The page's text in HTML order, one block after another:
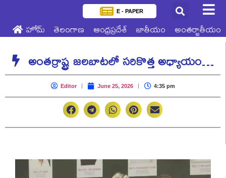
E - PAPER
హోమ్ తెలంగాణ ఆంధ్రప్రదేశ్ జాతీయం అంతర్జాతీయం
అంతర్రాష్ట్ర జలబాటలో సరికొత్త అధ్యాయం…
Editor June 25, 2026 4:35 pm